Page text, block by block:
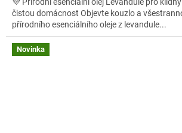
💜 Přírodní esenciální olej Levandule pro
čistou domácnost Objevte kouzlo a
přírodního esenciálního oleje z levandule...
Novinka